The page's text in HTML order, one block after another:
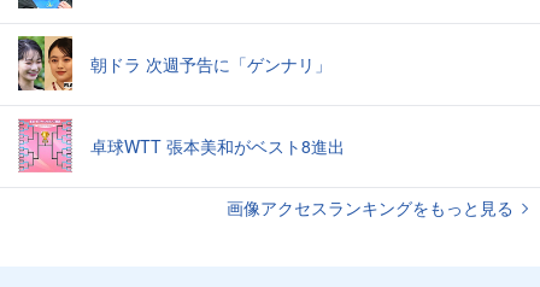
朝ドラ 次週予告に「ゲンナリ」
卓球WTT 張本美和がベスト8進出
画像アクセスランキングをもっと見る